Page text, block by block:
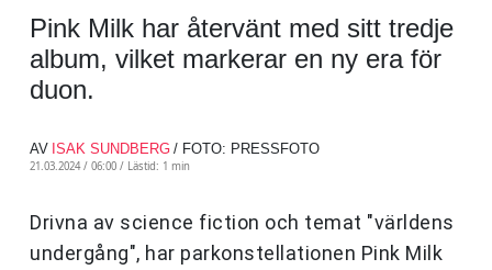
Pink Milk har återvänt med sitt tredje
album, vilket markerar en ny era för
duon.
AV ISAK SUNDBERG / FOTO: PRESSFOTO
21.03.2024 / 06:00 / Lästid: 1 min
Drivna av science fiction och temat "världens
undergång", har parkonstellationen Pink Milk